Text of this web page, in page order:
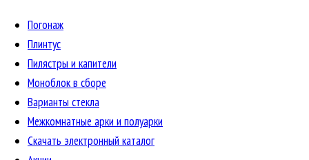
Погонаж
Плинтус
Пилястры и капители
Моноблок в сборе
Варианты стекла
Межкомнатные арки и полуарки
Скачать электронный каталог